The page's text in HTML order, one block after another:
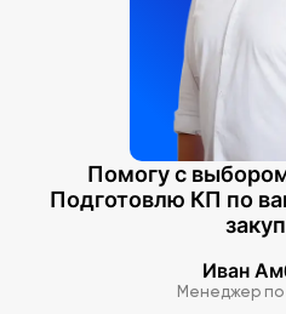
Помогу с
Подготовлю КП по
Иван
Менеджер